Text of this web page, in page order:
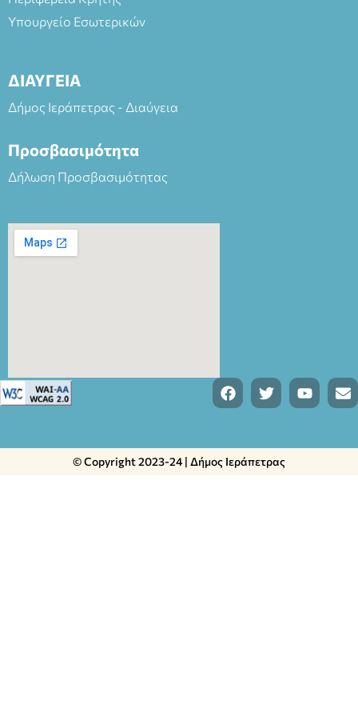
Υπουργείο Εσωτερικών
ΔΙΑΥΓΕΙΑ
Δήμος Ιεράπετρας - Διαύγεια
Προσβασιμότητα
Δήλωση Προσβασιμότητας
© Copyright 2023-24 | Δήμος Ιεράπετρας